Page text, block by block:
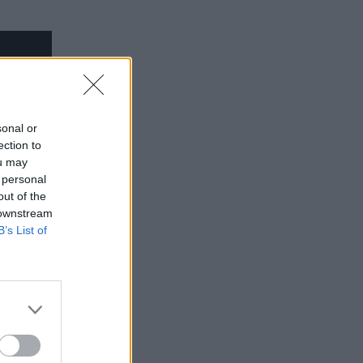
or
to
may
of the
List of
τη